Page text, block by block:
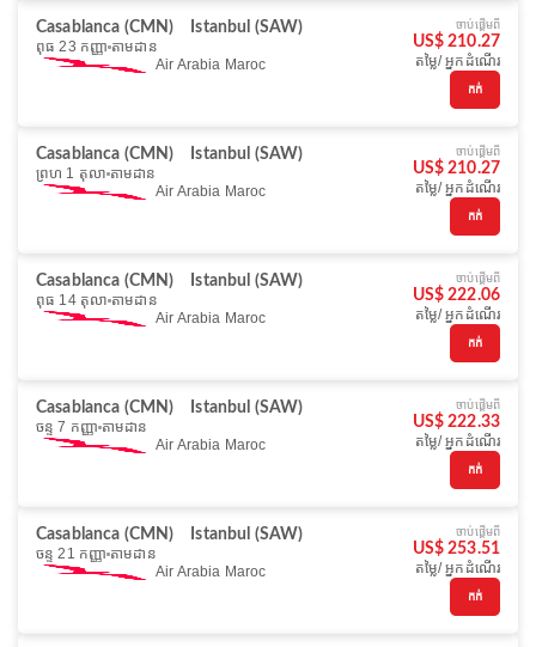
Casablanca (CMN)
Istanbul (SAW)
ពុធ 23 កញ្ញា តាមដាន
Air Arabia Maroc
ចាប់ផ្ដើមពី
US$ 210.27
តម្លៃ/ អ្នកដំណើរ
កក់
Casablanca (CMN)
Istanbul (SAW)
ព្រហ 1 តុលា តាមដាន
Air Arabia Maroc
ចាប់ផ្ដើមពី
US$ 210.27
តម្លៃ/ អ្នកដំណើរ
កក់
Casablanca (CMN)
Istanbul (SAW)
ពុធ 14 តុលា តាមដាន
Air Arabia Maroc
ចាប់ផ្ដើមពី
US$ 222.06
តម្លៃ/ អ្នកដំណើរ
កក់
Casablanca (CMN)
Istanbul (SAW)
ចន្ទ 7 កញ្ញា តាមដាន
Air Arabia Maroc
ចាប់ផ្ដើមពី
US$ 222.33
តម្លៃ/ អ្នកដំណើរ
កក់
Casablanca (CMN)
Istanbul (SAW)
ចន្ទ 21 កញ្ញា តាមដាន
Air Arabia Maroc
ចាប់ផ្ដើមពី
US$ 253.51
តម្លៃ/ អ្នកដំណើរ
កក់